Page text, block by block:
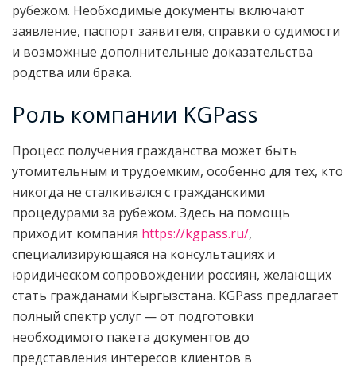
рубежом. Необходимые документы включают
заявление, паспорт заявителя, справки о судимости
и возможные дополнительные доказательства
родства или брака.
Роль компании KGPass
Процесс получения гражданства может быть
утомительным и трудоемким, особенно для тех, кто
никогда не сталкивался с гражданскими
процедурами за рубежом. Здесь на помощь
приходит компания https://kgpass.ru/,
специализирующаяся на консультациях и
юридическом сопровождении россиян, желающих
стать гражданами Кыргызстана. KGPass предлагает
полный спектр услуг — от подготовки
необходимого пакета документов до
представления интересов клиентов в